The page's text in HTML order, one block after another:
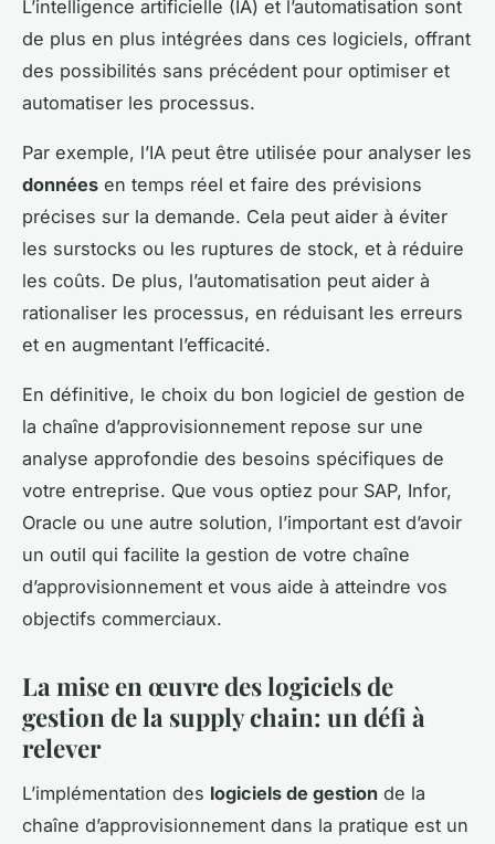
L’intelligence artificielle (IA) et l’automatisation sont
de plus en plus intégrées dans ces logiciels, offrant
des possibilités sans précédent pour optimiser et
automatiser les processus.
Par exemple, l’IA peut être utilisée pour analyser les
données en temps réel et faire des prévisions
précises sur la demande. Cela peut aider à éviter
les surstocks ou les ruptures de stock, et à réduire
les coûts. De plus, l’automatisation peut aider à
rationaliser les processus, en réduisant les erreurs
et en augmentant l’efficacité.
En définitive, le choix du bon logiciel de gestion de
la chaîne d’approvisionnement repose sur une
analyse approfondie des besoins spécifiques de
votre entreprise. Que vous optiez pour SAP, Infor,
Oracle ou une autre solution, l’important est d’avoir
un outil qui facilite la gestion de votre chaîne
d’approvisionnement et vous aide à atteindre vos
objectifs commerciaux.
La mise en œuvre des logiciels de
gestion de la supply chain: un défi à
relever
L’implémentation des logiciels de gestion de la
chaîne d’approvisionnement dans la pratique est un